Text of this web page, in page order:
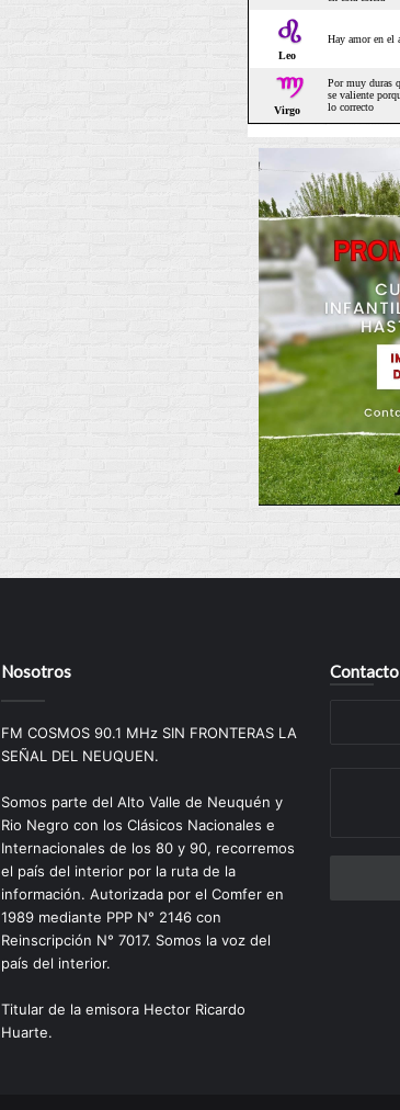
Nosotros
FM COSMOS 90.1 MHz SIN FRONTERAS LA
SEÑAL DEL NEUQUEN.
Somos parte del Alto Valle de Neuquén y
Rio Negro con los Clásicos Nacionales e
Internacionales de los 80 y 90, recorremos
el país del interior por la ruta de la
información. Autorizada por el Comfer en
1989 mediante PPP N° 2146 con
Reinscripción N° 7017. Somos la voz del
país del interior.
Titular de la emisora Hector Ricardo
Huarte.
Contacto